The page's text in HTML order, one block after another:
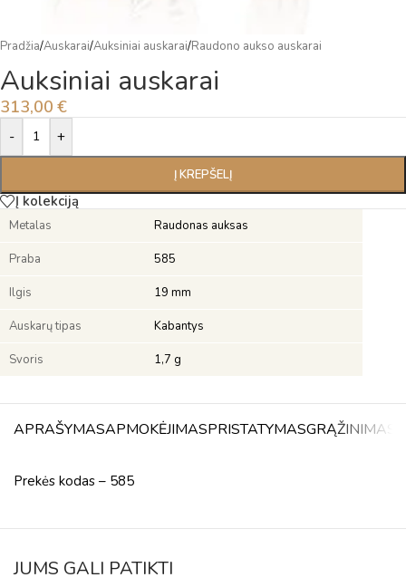
Pradžia/Auskarai/Auksiniai auskarai/Raudono aukso auskarai
Auksiniai auskarai
313,00 €
- +
Į KREPŠELĮ
Alternative:
Į kolekciją
Metalas Raudonas auksas
Praba 585
Ilgis 19 mm
Auskarų tipas Kabantys
Svoris 1,7 g
APRAŠYMASAPMOKĖJIMASPRISTATYMASGRĄŽINIMAS
Prekės kodas – 585
JUMS GALI PATIKTI